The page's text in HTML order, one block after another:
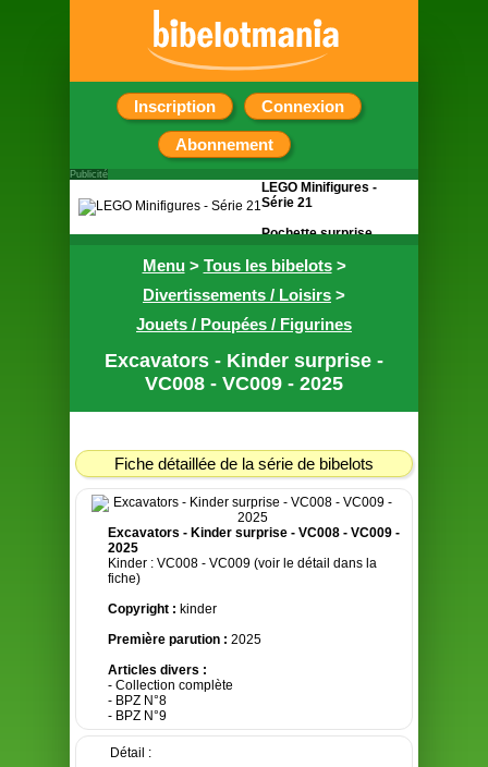
Inscription Connexion
Abonnement
Menu> Tous les bibelots>
Divertissements / Loisirs >
Jouets / Poupées / Figurines
Excavators - Kinder surprise -
VC008 - VC009 - 2025
Fiche détaillée de la série de bibelots
Excavators - Kinder surprise - VC008 - VC009 -
2025
Kinder : VC008 - VC009 (voir le détail dans la
fiche)
Copyright : kinder
Première parution : 2025
Articles divers :
- Collection complète
- BPZ N°8
- BPZ N°9
Détail :
Publicité
LEGO Minifigures -
Série 21
Pochette surprise